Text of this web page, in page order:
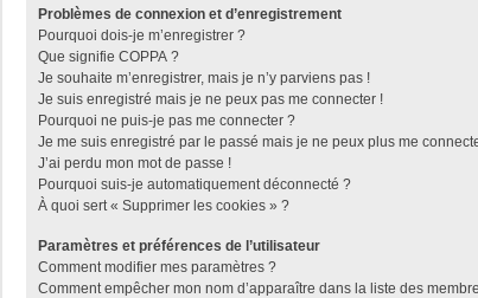
Problèmes de connexion et d’enregistrement
Pourquoi dois-je m’enregistrer ?
Que signifie COPPA ?
Je souhaite m’enregistrer, mais je n’y parviens pas !
Je suis enregistré mais je ne peux pas me connecter !
Pourquoi ne puis-je pas me connecter ?
Je me suis enregistré par le passé mais je ne peux plus me
J’ai perdu mon mot de passe !
Pourquoi suis-je automatiquement déconnecté ?
À quoi sert « Supprimer les cookies » ?
Paramètres et préférences de l’utilisateur
Comment modifier mes paramètres ?
Comment empêcher mon nom d’apparaître dans la liste des